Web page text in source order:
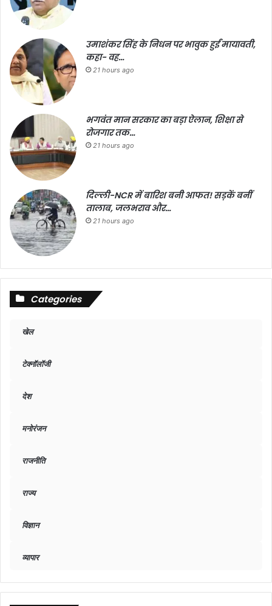
उमाशंकर सिंह के निधन पर भावुक हुईं मायावती,
कहा- वह…
21 hours ago
भगवंत मान सरकार का बड़ा ऐलान, शिक्षा से
रोजगार तक…
21 hours ago
दिल्ली-NCR में बारिश बनी आफत! सड़कें बनीं
तालाब, जलभराव और…
21 hours ago
Categories
खेल
टेक्नॉलॉजी
देश
मनोरंजन
राजनीति
राज्य
विज्ञान
व्यापार